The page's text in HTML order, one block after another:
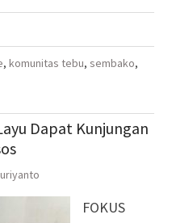
, komunitas tebu, sembako,
Dapat Kunjungan
FOKUS